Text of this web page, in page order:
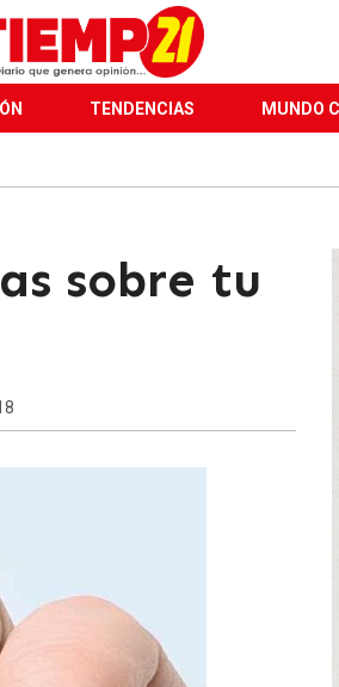
TENDENCIAS MUNDO
sobre tu